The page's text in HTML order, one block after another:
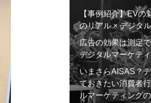
【事例紹介】EVの
のリアル × デジタ
広告の効果は測定
デジタルマーケテ
いまさらAISAS？
ておきたい消費者
ルマーケティング